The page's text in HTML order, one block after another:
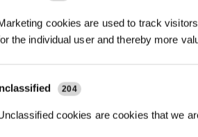
cookies are used to track
the individual user and thereby more
204
cookies are cookies that we
3.0
précision, détecte et contourne les
un nettoyage impeccable à chaque
Acheter le DEEBOT X2 OMNI